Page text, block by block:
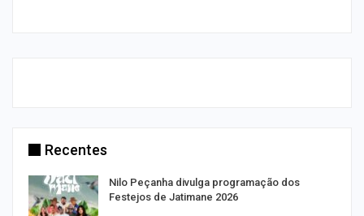
Recentes
Nilo Peçanha divulga programação dos
Festejos de Jatimane 2026